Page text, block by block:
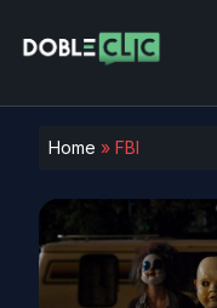
Home » FBI